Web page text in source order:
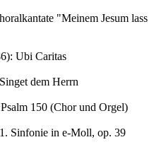
"Meinem Jesum lass
Ubi Caritas
dem Herrn
150 (Chor und Orgel)
Sinfonie in e-Moll, op. 39